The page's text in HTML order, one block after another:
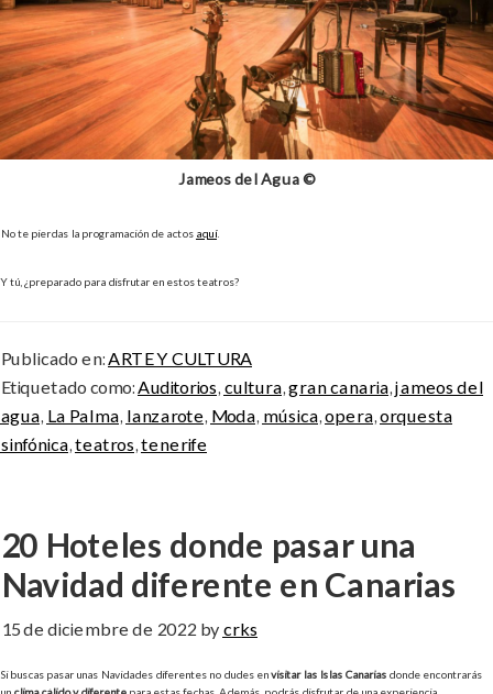
Jameos del Agua ©
No te pierdas la programación de actos aquí.
Y tú, ¿preparado para disfrutar en estos teatros?
Publicado en: ARTE Y CULTURA
Etiquetado como: Auditorios cultura gran canaria jameos del
agua La Palma lanzarote Moda música opera orquesta
sinfónica teatros tenerife
20 Hoteles donde pasar una
Navidad diferente en Canarias
15 de diciembre de 2022 by crks
Si buscas pasar unas Navidades diferentes no dudes envisitar las Islas Canarias donde encontrarás